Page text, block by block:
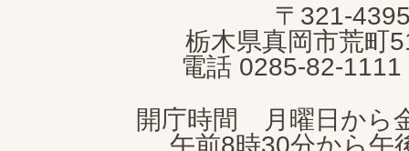
CITY
〒321-
栃木県真岡市荒町
電話 0285-82-1111
開庁時間 月曜日から
午前8時30分から午